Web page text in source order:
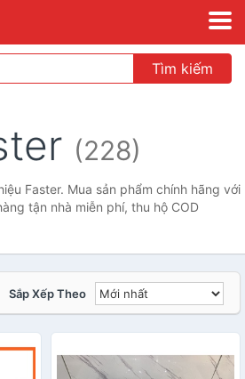
Tìm kiếm
(228)
Faster. Mua sản phẩm chính hãng với
tận nhà miễn phí, thu hộ COD
Sắp Xếp Theo